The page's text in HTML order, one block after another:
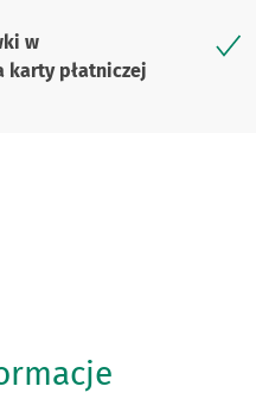
w
karty płatniczej